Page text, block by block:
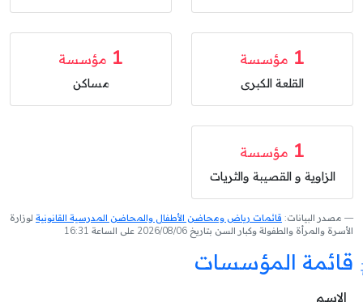
1 مؤسسة
القلعة الكبرى
1 مؤسسة
مساكن
1 مؤسسة
الزاوية و القصيبة والثريات
مصدر البيانات: قائمات رياض ومحاضن الأطفال والمحاضن المدرسية القانونية لوزارة
الأسرة والمرأة والطفولة وكبار السن بتاريخ 2026/08/06 على الساعة 16:31
قائمة المؤسسات
الإسم